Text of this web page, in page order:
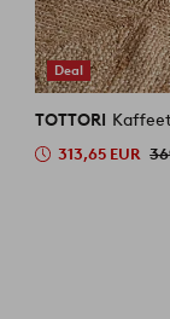
Deal
TOTTORI
313,65 EUR